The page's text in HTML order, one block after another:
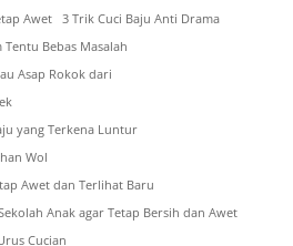
Awet
3 Trik Cuci Baju Anti Drama
Bebas Masalah
Asap Rokok dari
yang Terkena Luntur
Wol
Awet dan Terlihat Baru
Anak agar Tetap Bersih dan Awet
Cucian